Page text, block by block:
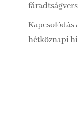
Kapcsolódás
hétköznapi